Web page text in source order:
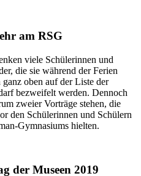
am RSG
viele Schülerinnen und
die sie während der Ferien
oben auf der Liste der
bezweifelt werden. Dennoch
zweier Vorträge stehen, die
den Schülerinnen und Schülern
Gymnasiums hielten.
der Museen 2019